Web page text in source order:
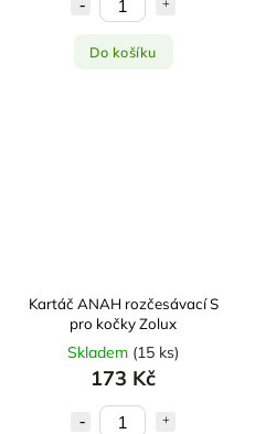
Do košíku
Kartáč ANAH rozčesávací S
pro kočky Zolux
Skladem (15 ks)
173 Kč